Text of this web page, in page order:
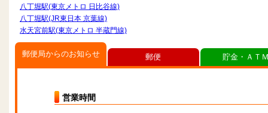
八丁堀駅(東京メトロ 日比谷線)
八丁堀駅(JR東日本 京葉線)
水天宮前駅(東京メトロ 半蔵門線)
郵便局からのお知らせ
営業時間
郵便 貯金・ＡＴ